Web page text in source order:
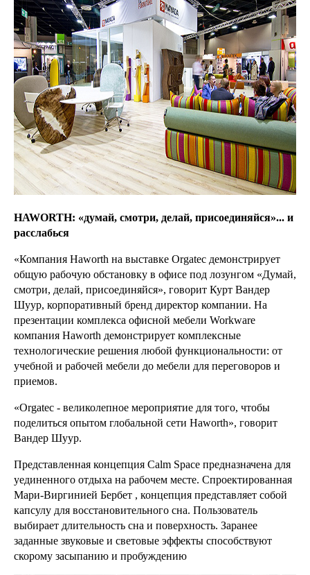
HAWORTH: «думай, смотри, делай, присоединяйся»... и
расслабься
«Компания Haworth на выставке Orgatec демонстрирует
общую рабочую обстановку в офисе под лозунгом «Думай,
смотри, делай, присоединяйся», говорит Курт Вандер
Шуур, корпоративный бренд директор компании. На
презентации комплекса офисной мебели Workware
компания Haworth демонстрирует комплексные
технологические решения любой функциональности: от
учебной и рабочей мебели до мебели для переговоров и
приемов.
«Orgatec - великолепное мероприятие для того, чтобы
поделиться опытом глобальной сети Haworth», говорит
Вандер Шуур.
Представленная концепция Calm Space предназначена для
уединенного отдыха на рабочем месте. Спроектированная
Мари-Виргинией Бербет , концепция представляет собой
капсулу для восстановительного сна. Пользователь
выбирает длительность сна и поверхность. Заранее
заданные звуковые и световые эффекты способствуют
скорому засыпанию и пробуждению